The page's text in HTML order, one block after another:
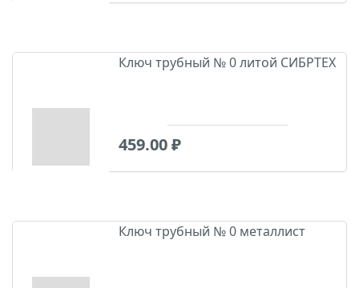
Ключ трубный № 0 литой СИБРТЕХ
459.00₽
Ключ трубный № 0 металлист